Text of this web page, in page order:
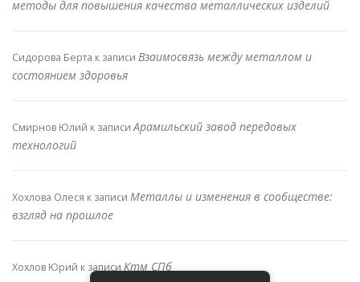
методы для повышения качества металлических изделий
Сидорова Берта к записи Взаимосвязь между металлом и
состоянием здоровья
Смирнов Юлий к записиАрамильский завод передовых
технологий
Хохлова Олеся к записи Металлы и изменения в сообществе:
взгляд на прошлое
Хохлов Юрий к записи Ктм СПб